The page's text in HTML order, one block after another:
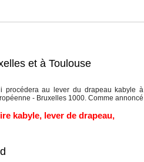
et à Toulouse
procédera au lever du drapeau kabyle à
- Bruxelles 1000. Comme annoncé
kabyle, lever de drapeau,